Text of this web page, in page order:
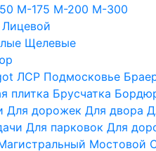
М-175 М-200 М-300
Лицевой
Щелевые
ЛСР Подмосковье
плитка Брусчатка
Для дорожек Для двора
Для парковок Для
Мостовой